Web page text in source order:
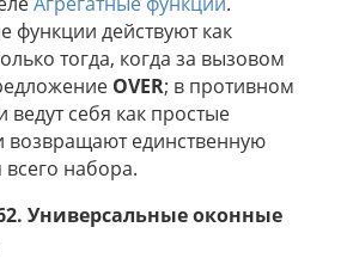
функции действуют как
тогда, когда за вызовом
OVER; в противном
ведут себя как простые
возвращают единственную
всего набора.
Универсальные оконные